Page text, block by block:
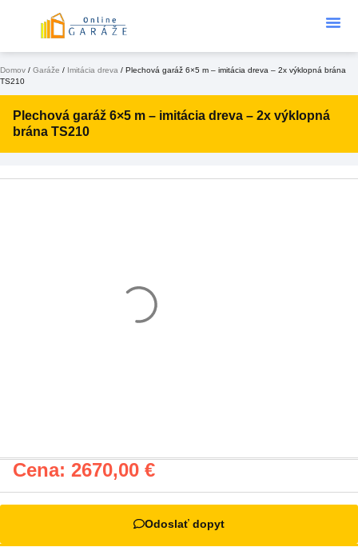
Domov / Garáže / Imitácia dreva / Plechová garáž 6×5 m – imitácia dreva – 2x výklopná brána
TS210
Plechová garáž 6×5 m – imitácia dreva – 2x výklopná
brána TS210
Cena: 2670,00 €
Odoslať dopyt